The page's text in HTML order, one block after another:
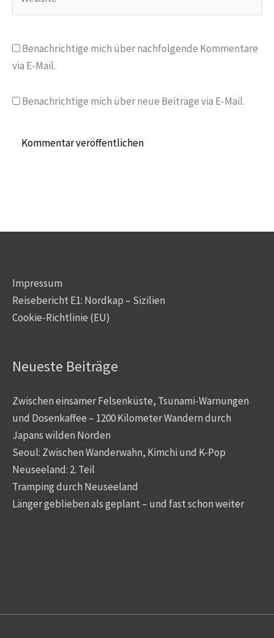
Benachrichtige mich über nachfolgende Kommentare
via E-Mail.
Benachrichtige mich über neue Beiträge via E-Mail.
Impressum
Reisebericht E1: Nordkap – Sizilien
Cookie-Richtlinie (EU)
Neueste Beiträge
Zwischen einsamer Felsenküste, Tsunami-Warnungen
und Dosenkaffee – 1200 Kilometer Wandern durch
Japans wilden Norden
Seoul: Zwischen Wanderwahn, Kimchi und K-Pop
Neuseeland: 2. Teil
Tramping durch Neuseeland
Länger geblieben als geplant – und fast schon weiter